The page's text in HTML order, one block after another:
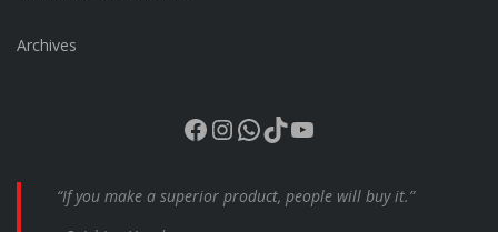
Archives
Facebook
Instagram
WhatsApp
TikTok
YouTube
“If you make a superior product, people will buy it.”